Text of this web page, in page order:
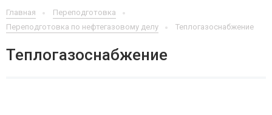
Главная
Переподготовка
Переподготовка по нефтегазовому делу
Теплогазоснабжение
Теплогазоснабжение